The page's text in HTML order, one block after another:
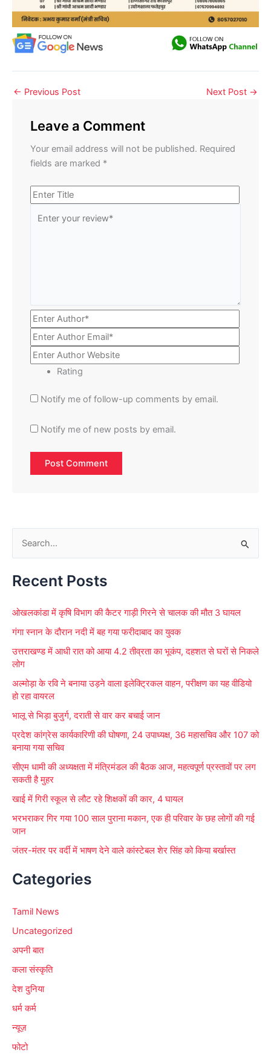
← Previous Post Next Post →
Leave a Comment
Your email address will not be published. Required
fields are marked *
Rating
Notify me of follow-up comments by email.
Notify me of new posts by email.
a
c
h
f
o
r
Recent Posts
ओखलकांडा में कृषि विभाग की कैटर गाड़ी गिरने से चालक की मौत 3 घायल
गंगा स्नान के दौरान नदी में बह गया फरीदाबाद का युवक
उत्तराखण्ड में आधी रात को आया 4.2 तीव्रता का भूकंप, दहशत से घरों से निकले
लोग
अल्मोड़ा के रवि ने बनाया उड़ने वाला इलेक्ट्रिकल वाहन, परीक्षण का यह वीडियो
हो रहा वायरल
भालू से भिड़ा बुजुर्ग, दराती से वार कर बचाई जान
प्रदेश कांग्रेस कार्यकारिणी की घोषणा, 24 उपाध्यक्ष, 36 महासचिव और 107 को
बनाया गया सचिव
सीएम धामी की अध्यक्षता में मंत्रिमंडल की बैठक आज, महत्वपूर्ण प्रस्तावों पर लग
सकती है मुहर
खाई में गिरी स्कूल से लौट रहे शिक्षकों की कार, 4 घायल
भरभराकर गिर गया 100 साल पुराना मकान, एक ही परिवार के छह लोगों की गई
जान
जंतर-मंतर पर वर्दी में भाषण देने वाले कांस्टेबल शेर सिंह को किया बर्खास्त
Categories
Tamil News
Uncategorized
अपनी बात
कला संस्कृति
देश दुनिया
धर्म कर्म
न्यूज़
फोटो